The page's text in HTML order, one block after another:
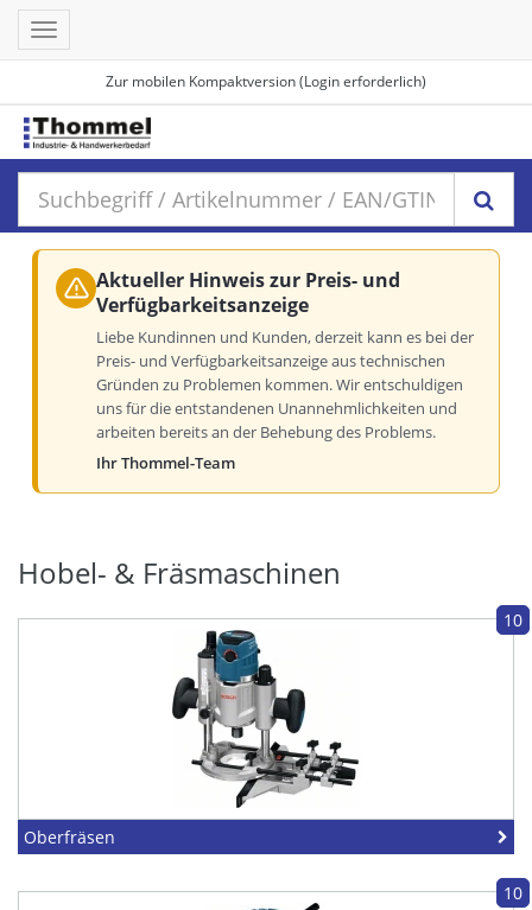
Zur mobilen Kompaktversion (Login erforderlich)
Toggle
navigation
Aktueller Hinweis zur Preis- und
Verfügbarkeitsanzeige
Liebe Kundinnen und Kunden, derzeit kann es bei der
Preis- und Verfügbarkeitsanzeige aus technischen
Gründen zu Problemen kommen. Wir entschuldigen
uns für die entstandenen Unannehmlichkeiten und
arbeiten bereits an der Behebung des Problems.
Ihr Thommel-Team
Hobel- & Fräsmaschinen
10
Oberfräsen
10